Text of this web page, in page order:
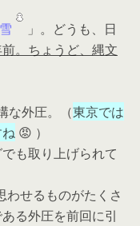
雪
」。どうも、日
。ちょうど、縄文
な外圧。（東京では
😡 ）
も取り上げられて
わせるものがたくさ
る外圧を前回に引